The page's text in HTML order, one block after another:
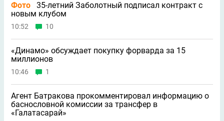
Фото
35-летний Заболотный подписал контракт с
новым клубом
10:52 10
«Динамо» обсуждает покупку форварда за 15
миллионов
10:46 1
Агент Батракова прокомментировал информацию о
баснословной комиссии за трансфер в
«Галатасарай»